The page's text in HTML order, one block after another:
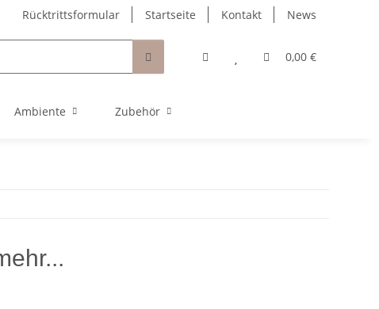
Rücktrittsformular Startseite Kontakt News
0,00 €
Ambiente Zubehör